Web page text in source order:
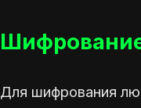
Для шифрования